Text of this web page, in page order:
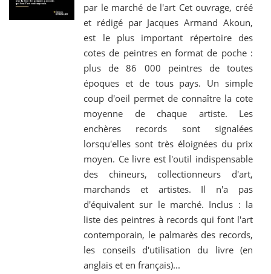
par le marché de l'art Cet ouvrage, créé
et rédigé par Jacques Armand Akoun,
est le plus important répertoire des
cotes de peintres en format de poche :
plus de 86 000 peintres de toutes
époques et de tous pays. Un simple
coup d'oeil permet de connaître la cote
moyenne de chaque artiste. Les
enchères records sont signalées
lorsqu'elles sont très éloignées du prix
moyen. Ce livre est l'outil indispensable
des chineurs, collectionneurs d'art,
marchands et artistes. Il n'a pas
d'équivalent sur le marché. Inclus : la
liste des peintres à records qui font l'art
contemporain, le palmarès des records,
les conseils d'utilisation du livre (en
anglais et en français)...